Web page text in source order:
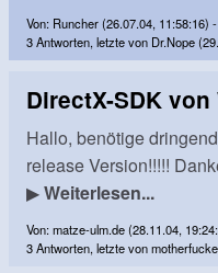
Von: Runcher (26.07.04, 11:58:16)
3 Antworten, letzte von Dr.Nope
DirectX-SDK
Hallo, benötige
release Version!!!!!
▶Weiterlesen...
Von: matze-ulm.de (28.11.04,
3 Antworten, letzte von